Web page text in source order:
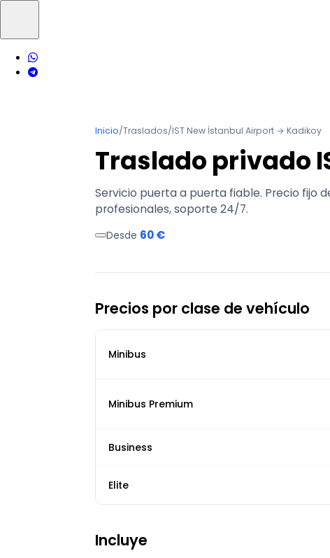
Inicio/Traslados/IST New İstanbul Airport → Kadikoy
Traslado privado
Servicio puerta a puerta fiable. Precio fijo
profesionales, soporte 24/7.
Desde 60 €
Precios por clase de vehículo
Minibus
Minibus Premium
Business
Elite
Incluye